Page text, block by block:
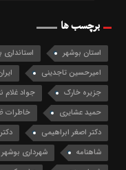
برچسب ها
استان بوشهر استانداری
امیرحسین تاجدینی
جزیره خارک
جواد غلام
حمید عشایری
خاطرات
دکتر اصغر ابراهیمی
شاهنامه
شهرداری بوشهر